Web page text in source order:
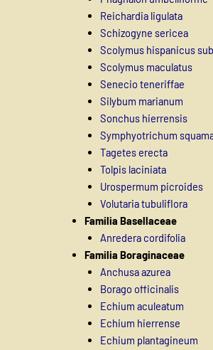
Reichardia ligulata
Schizogyne sericea
Scolymus hispanicus
Scolymus maculatus
Senecio teneriffae
Silybum marianum
Sonchus hierrensis
Symphyotrichum
Tagetes erecta
Tolpis laciniata
Urospermum picroides
Volutaria tubuliflora
Familia Basellaceae
Anredera cordifolia
Familia Boraginaceae
Anchusa azurea
Borago officinalis
Echium aculeatum
Echium hierrense
Echium plantagineum